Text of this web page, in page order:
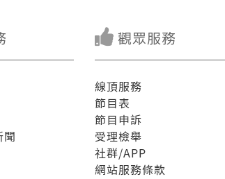
觀眾服務
線頂服務
節目表
節目申訴
受理檢舉
社群/APP
網站服務條款